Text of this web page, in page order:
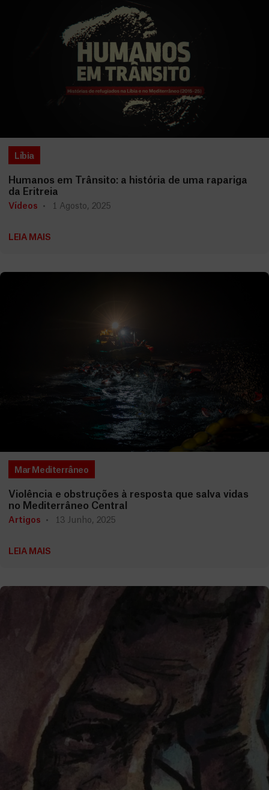
Líbia
Humanos em Trânsito: a história de uma rapariga
da Eritreia
Vídeos 1 Agosto, 2025
LEIA MAIS
Mar Mediterrâneo
Violência e obstruções à resposta que salva vidas
no Mediterrâneo Central
Artigos 13 Junho, 2025
LEIA MAIS